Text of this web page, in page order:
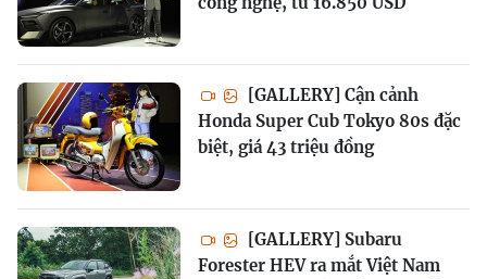
[GALLERY] Cận cảnh
Honda Super Cub Tokyo 80s đặc
biệt, giá 43 triệu đồng
[GALLERY] Subaru
Forester HEV ra mắt Việt Nam